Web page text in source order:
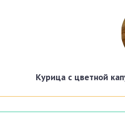
Курица с цветной